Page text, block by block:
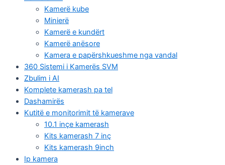
Kamerë kube
Minierë
Kamerë e kundërt
Kamerë anësore
Kamera e papërshkueshme nga vandal
360 Sistemi i Kamerës SVM
Zbulim i AI
Komplete kamerash pa tel
Dashamirës
Kutitë e monitorimit të kamerave
10.1 inçe kamerash
Kits kamerash 7 inç
Kits kamerash 9inch
Ip kamera